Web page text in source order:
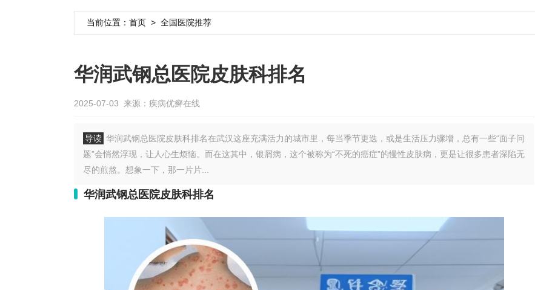
当前位置： 首页 > 全国医院推荐
华润武钢总医院皮肤科排名
2025-07-03 来源： 疾病优癣在线
导读 华润武钢总医院皮肤科排名在武汉这座充满活力的城市里，每当季节更迭，或是生活压力骤增，总有一些“面子问
题”会悄然浮现，让人心生烦恼。而在这其中，银屑病，这个被称为“不死的癌症”的慢性皮肤病，更是让很多患者深陷无
尽的煎熬。想象一下，那一片片...
华润武钢总医院皮肤科排名